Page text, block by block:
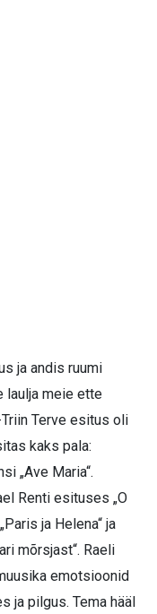
ja andis ruumi
laulja meie ette
Terve esitus oli
kaks pala:
„Ave Maria“.
Renti esituses „O
ja Helena“ ja
mõrsjast“. Raeli
emotsioonid
ja pilgus. Tema hääl